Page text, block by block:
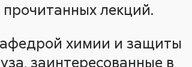
лекций.
химии и защиты
заинтересованные в